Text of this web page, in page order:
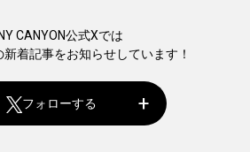
CANYON公式Xでは
新着記事をお知らせしています！
フォローする